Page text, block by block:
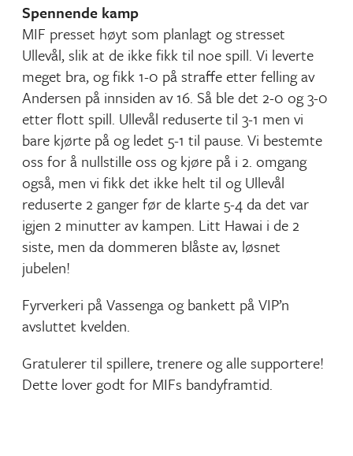
Spennende kamp
MIF presset høyt som planlagt og stresset
Ullevål, slik at de ikke fikk til noe spill. Vi leverte
meget bra, og fikk 1-0 på straffe etter felling av
Andersen på innsiden av 16. Så ble det 2-0 og 3-0
etter flott spill. Ullevål reduserte til 3-1 men vi
bare kjørte på og ledet 5-1 til pause. Vi bestemte
oss for å nullstille oss og kjøre på i 2. omgang
også, men vi fikk det ikke helt til og Ullevål
reduserte 2 ganger før de klarte 5-4 da det var
igjen 2 minutter av kampen. Litt Hawai i de 2
siste, men da dommeren blåste av, løsnet
jubelen!
Fyrverkeri på Vassenga og bankett på VIP’n
avsluttet kvelden.
Gratulerer til spillere, trenere og alle supportere!
Dette lover godt for MIFs bandyframtid.